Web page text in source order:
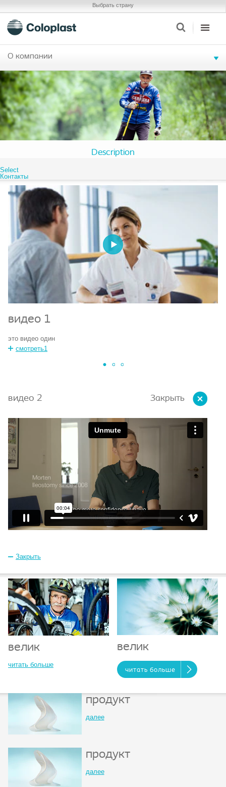
Выбрать страну
О компании
Description
Select
Контакты
видео 1
это видео один
смотреть1
Закрыть
видео 2
Закрыть
велик
читать больше
велик
читать больше
продукт
далее
продукт
далее